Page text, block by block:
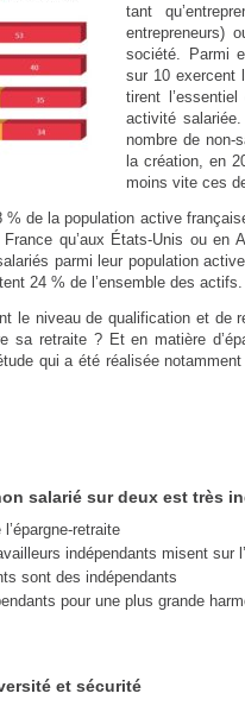
tant
entrepreneurs)
société. Parmi
sur 10 exercent
tirent
activité
nombre de non-
la création, en
moins vite ces
% de la population active
qu’aux États-Unis ou en
parmi leur population
24 % de l’ensemble des actifs.
le niveau de qualification et de
sa retraite ? Et en matière
qui a été réalisée
salarié sur deux est très
retraite
indépendants misent sur
sont des indépendants
pour une plus grande
et sécurité